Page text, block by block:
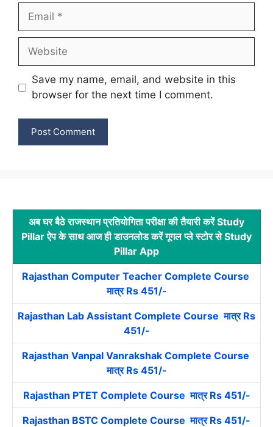
Email
Website
Save my name, email, and website in this
browser for the next time I comment.
अब घर बैठे राजस्थान प्रतियोगिता परीक्षा की तैयारी करें Study
Pillar ऐप के साथ आज ही डाउनलोड करें गूगल प्ले स्टोर से Study
Pillar App
Rajasthan Computer Teacher Complete Course
मात्र Rs 451/-
Rajasthan Lab Assistant Complete Course मात्र Rs
451/-
Rajasthan Vanpal Vanrakshak Complete Course
मात्र Rs 451/-
Rajasthan PTET Complete Course मात्र Rs 451/-
Rajasthan BSTC Complete Course मात्र Rs 451/-